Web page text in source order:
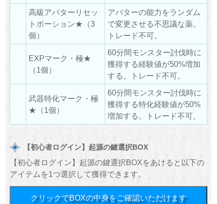
高級アバターリセッ
トポーション★（3
個）
アバターの能力をランダム
で変更させる不思議な薬。
トレード不可。
EXPマーク・極★
（1個）
60分間モンスター討伐時に
獲得する経験値が50%増加
する。トレード不可。
武器特化マーク・極
★（1個）
60分間モンスター討伐時に
獲得する特化経験値が50%
増加する。トレード不可。
【初心者ログイン】起源の鍵選択BOX
【初心者ログイン】起源の鍵選択BOXをあけると以下の
アイテムを1つ選択して獲得できます。
クリックでBOXの中身をご確認いただけます